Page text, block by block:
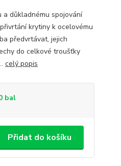
důkladnému spojování
krytiny k ocelovému
předvrtávat, jejich
do celkové troušťky
celý popis
bal
Přidat do košíku